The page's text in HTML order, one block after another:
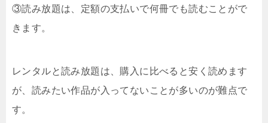
③読み放題は、定額の支払いで何冊でも読むことがで
きます。
レンタルと読み放題は、購入に比べると安く読めます
が、読みたい作品が入ってないことが多いのが難点で
す。